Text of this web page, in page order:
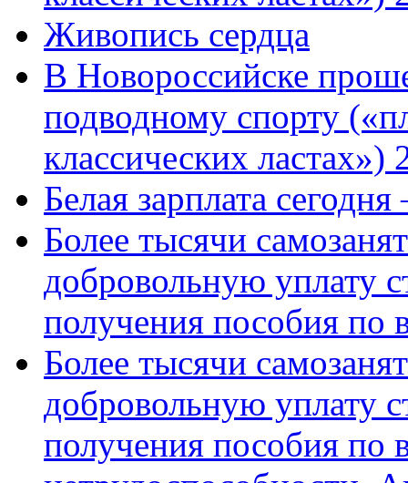
Живопись сердца
В Новороссийске
подводному спорту
классических ластах»)
Белая зарплата
Более тысячи
добровольную уплату
получения пособия по
Более тысячи
добровольную уплату
получения пособия по